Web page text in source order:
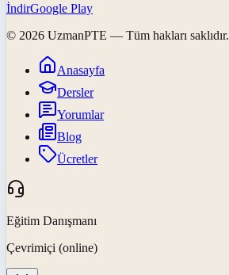
İndirGoogle Play
© 2026 UzmanPTE — Tüm hakları saklıdır.
Anasayfa
Dersler
Yorumlar
Blog
Ücretler
Eğitim Danışmanı
Çevrimiçi (online)